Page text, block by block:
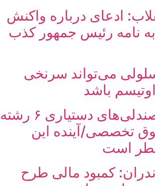
ادعای درباره واکنش
به نامه رئیس جمهور کذب
می‌تواند سرنخی
باشد
خالی شدن صندلی‌های دستیاری ۶ رشته
تخصصی/آینده این
است
کمبود مالی طرح